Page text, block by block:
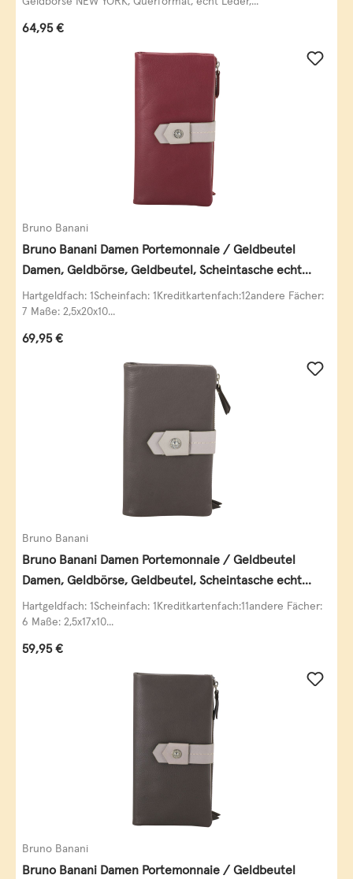
Regulärer Preis:
64,95 €
Bruno Banani
Bruno Banani Damen Portemonnaie / Geldbeutel
Damen, Geldbörse, Geldbeutel, Scheintasche echt
Leder
Hartgeldfach: 1Scheinfach: 1Kreditkartenfach:12andere Fächer:
7 Maße: 2,5x20x10...
Regulärer Preis:
69,95 €
Bruno Banani
Bruno Banani Damen Portemonnaie / Geldbeutel
Damen, Geldbörse, Geldbeutel, Scheintasche echt
Leder
Hartgeldfach: 1Scheinfach: 1Kreditkartenfach:11andere Fächer:
6 Maße: 2,5x17x10...
Regulärer Preis:
59,95 €
Bruno Banani
Bruno Banani Damen Portemonnaie / Geldbeutel